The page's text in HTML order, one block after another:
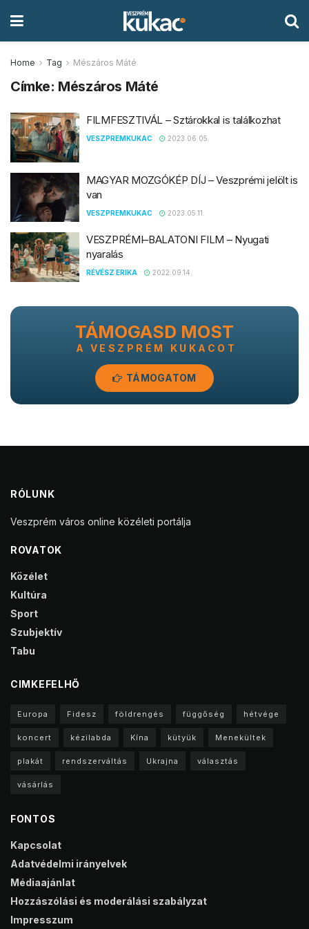
Home Tag Mészáros Máté
Címke: Mészáros Máté
FILMFESZTIVÁL – Sztárokkal is találkozhat
VESZPREMKUKAC 2023.06.05.
MAGYAR MOZGÓKÉP DÍJ – Veszprémi jelölt is
van
VESZPREMKUKAC 2023.05.11.
VESZPRÉMI–BALATONI FILM – Nyugati
nyaralás
RÉVÉSZ ERIKA 2022.09.14.
TÁMOGASD MOST
A VESZPRÉM KUKACOT
TÁMOGATOM
RÓLUNK
Veszprém város online közéleti portálja
ROVATOK
Közélet
Kultúra
Sport
Szubjektív
Tabu
CIMKEFELHŐ
Europa Fidesz földrengés függőség hétvége
koncert kézilabda Kína kütyük Menekültek
plakát rendszerváltás Ukrajna választás
vásárlás
FONTOS
Kapcsolat
Adatvédelmi irányelvek
Médiaajánlat
Hozzászólási és moderálási szabályzat
Impresszum